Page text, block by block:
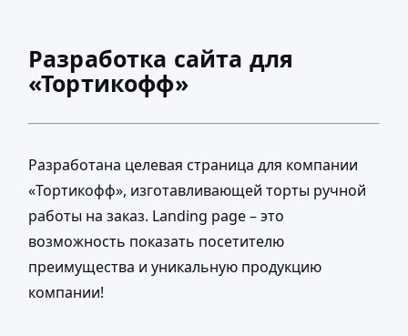
Разработка сайта для
«Тортикофф»
Разработана целевая страница для компании
«Тортикофф», изготавливающей торты ручной
работы на заказ. Landing page – это
возможность показать посетителю
преимущества и уникальную продукцию
компании!